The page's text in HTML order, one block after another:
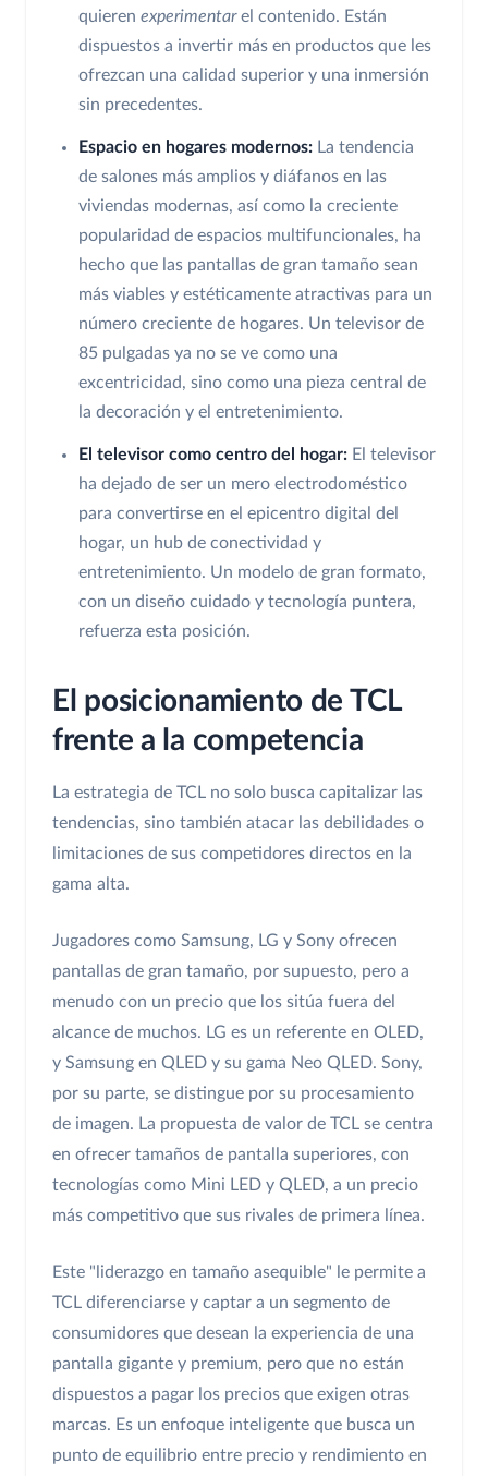
quieren experimentarel contenido. Están
dispuestos a invertir más en productos que les
ofrezcan una calidad superior y una inmersión
sin precedentes.
Espacio en hogares modernos: La tendencia
de salones más amplios y diáfanos en las
viviendas modernas, así como la creciente
popularidad de espacios multifuncionales, ha
hecho que las pantallas de gran tamaño sean
más viables y estéticamente atractivas para un
número creciente de hogares. Un televisor de
85 pulgadas ya no se ve como una
excentricidad, sino como una pieza central de
la decoración y el entretenimiento.
El televisor como centro del hogar: El televisor
ha dejado de ser un mero electrodoméstico
para convertirse en el epicentro digital del
hogar, un hub de conectividad y
entretenimiento. Un modelo de gran formato,
con un diseño cuidado y tecnología puntera,
refuerza esta posición.
El posicionamiento de TCL
frente a la competencia
La estrategia de TCL no solo busca capitalizar las
tendencias, sino también atacar las debilidades o
limitaciones de sus competidores directos en la
gama alta.
Jugadores como Samsung, LG y Sony ofrecen
pantallas de gran tamaño, por supuesto, pero a
menudo con un precio que los sitúa fuera del
alcance de muchos. LG es un referente en OLED,
y Samsung en QLED y su gama Neo QLED. Sony,
por su parte, se distingue por su procesamiento
de imagen. La propuesta de valor de TCL se centra
en ofrecer tamaños de pantalla superiores, con
tecnologías como Mini LED y QLED, a un precio
más competitivo que sus rivales de primera línea.
Este "liderazgo en tamaño asequible" le permite a
TCL diferenciarse y captar a un segmento de
consumidores que desean la experiencia de una
pantalla gigante y premium, pero que no están
dispuestos a pagar los precios que exigen otras
marcas. Es un enfoque inteligente que busca un
punto de equilibrio entre precio y rendimiento en